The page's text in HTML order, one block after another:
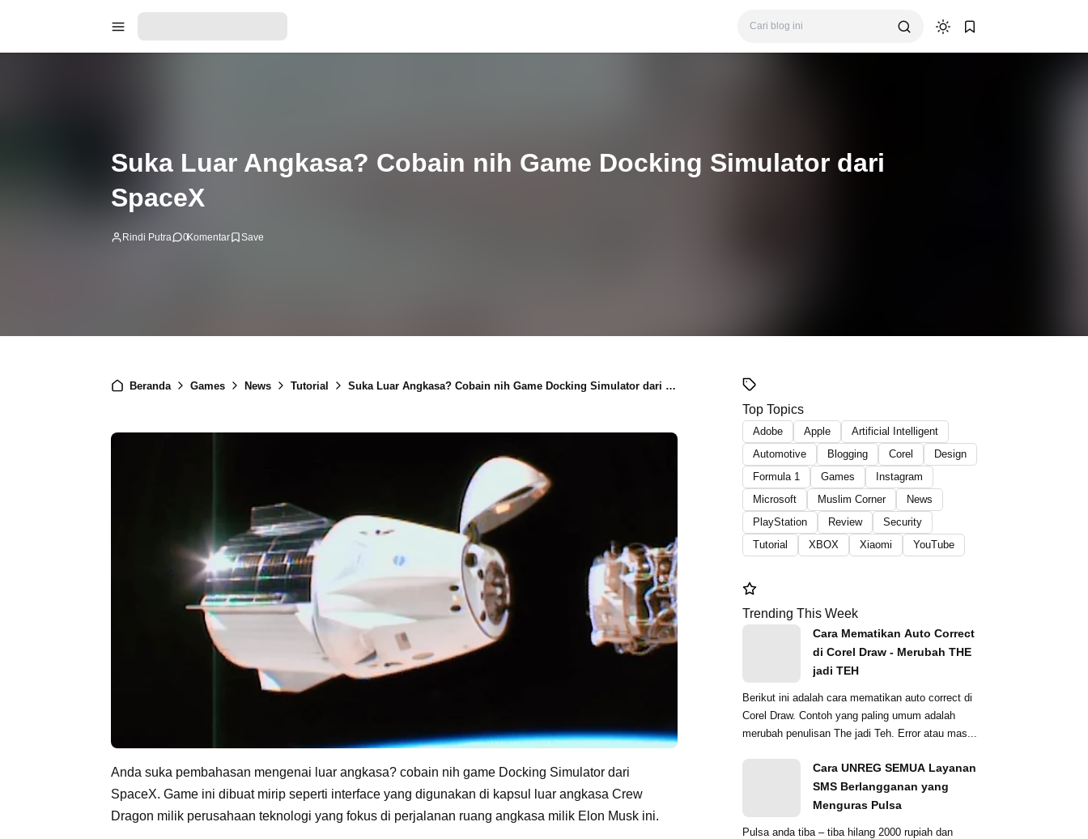
Suka Luar Angkasa? Cobain nih Game Docking Simulator dari
SpaceX
Rindi Putra 0Komentar
Beranda Games News Tutorial Suka Luar Angkasa? Cobain nih Game Docking Simulator dari SpaceX
Anda suka pembahasan mengenai luar angkasa? cobain nih game Docking Simulator dari
SpaceX. Game ini dibuat mirip seperti interface yang digunakan di kapsul luar angkasa Crew
Dragon milik perusahaan teknologi yang fokus di perjalanan ruang angkasa milik Elon Musk ini.
Top Topics
Adobe Apple
Artificial Intelligent
Automotive
Blogging Corel
Design
Formula 1
Games
Instagram
Microsoft
Muslim Corner
News
PlayStation
Review
Security
Tutorial
XBOX Xiaomi YouTube
Trending This Week
Cara Mematikan Auto Correct
di Corel Draw - Merubah THE
jadi TEH
Berikut ini adalah cara mematikan auto correct di
Corel Draw. Contoh yang paling umum adalah
merubah penulisan The jadi Teh. Error atau mas...
Cara UNREG SEMUA Layanan
SMS Berlangganan yang
Menguras Pulsa
Pulsa anda tiba – tiba hilang 2000 rupiah dan